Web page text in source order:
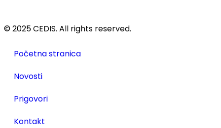
© 2025 CEDIS. All rights reserved.
Početna stranica
Novosti
Prigovori
Kontakt